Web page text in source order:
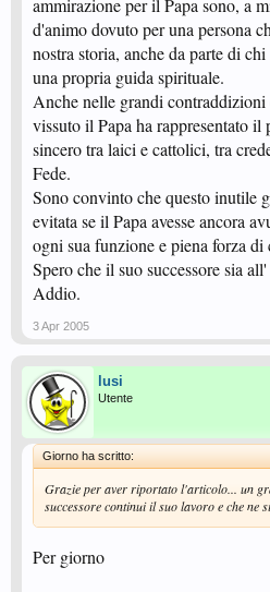
ammirazione per il Papa sono, a
d'animo dovuto per una persona
nostra storia, anche da parte di
una propria guida spirituale.
Anche nelle grandi contraddizioni
vissuto il Papa ha rappresentato
sincero tra laici e cattolici, tra
Fede.
Sono convinto che questo inutile
evitata se il Papa avesse ancora
ogni sua funzione e piena forza
Spero che il suo successore sia
Addio.
3 Apr 2005
lusi
Utente
Giorno ha scritto:
Grazie per aver riportato l'articolo... un
successore continui il suo lavoro e che ne
Per giorno